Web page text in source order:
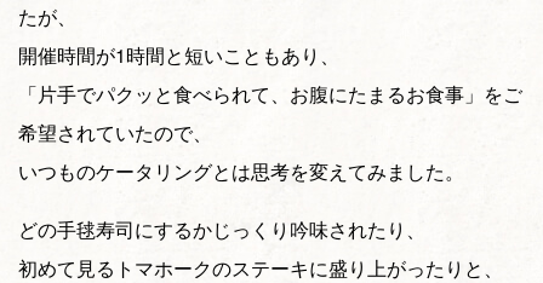
たが、
開催時間が1時間と短いこともあり、
「片手でパクッと食べられて、お腹にたまるお食事」をご
希望されていたので、
いつものケータリングとは思考を変えてみました。
どの手毬寿司にするかじっくり吟味されたり、
初めて見るトマホークのステーキに盛り上がったりと、